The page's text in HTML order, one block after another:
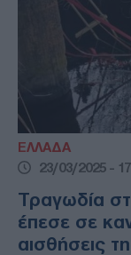
ΕΛΛΑΔΑ
23/03/2025 -
Τραγωδία
έπεσε σε
αισθήσεις